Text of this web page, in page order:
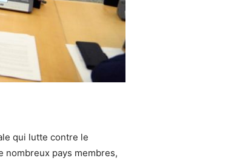
qui lutte contre le
nombreux pays membres,